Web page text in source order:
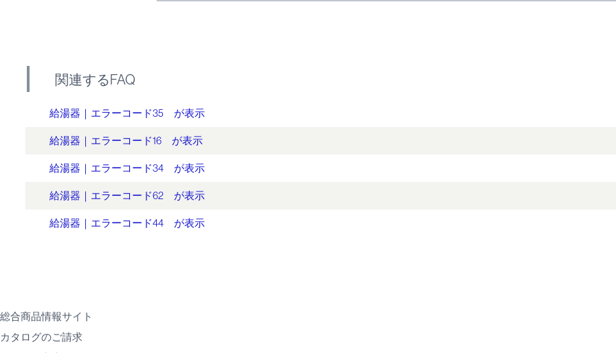
関連するFAQ
給湯器｜エラーコード35 が表示
給湯器｜エラーコード16 が表示
給湯器｜エラーコード34 が表示
給湯器｜エラーコード62 が表示
給湯器｜エラーコード44 が表示
総合商品情報サイト
カタログのご請求